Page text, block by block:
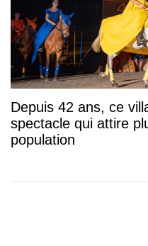
Depuis 42 ans, ce
spectacle qui attire
population